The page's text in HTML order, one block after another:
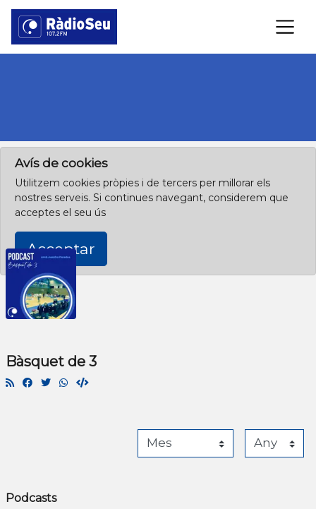
×
Avís de cookies
Utilitzem cookies pròpies i de tercers per millorar els
nostres serveis. Si continues navegant, considerem que
acceptes el seu ús
Acceptar
Bàsquet de 3
Podcasts